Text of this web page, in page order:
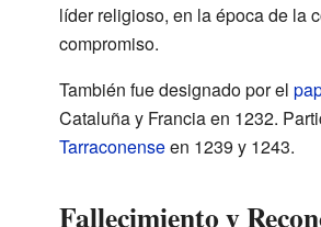
líder religioso, en la época de la
compromiso.
También fue designado por el
Cataluña y Francia en 1232.
Tarraconenseen 1239 y 1243.
Fallecimiento y